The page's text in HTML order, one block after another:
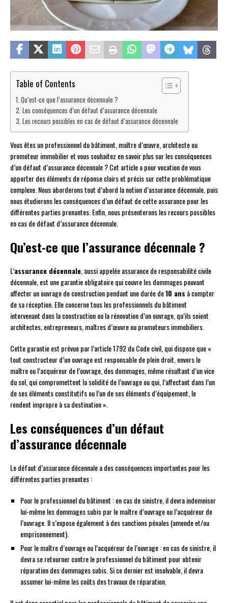
Table of Contents
Qu’est-ce que l’assurance décennale ?
Les conséquences d’un défaut d’assurance décennale
Les recours possibles en cas de défaut d’assurance décennale
Vous êtes un professionnel du bâtiment, maître d’œuvre, architecte ou
promoteur immobilier et vous souhaitez en savoir plus sur les conséquences
d’un défaut d’assurance décennale ? Cet article a pour vocation de vous
apporter des éléments de réponse clairs et précis sur cette problématique
complexe. Nous aborderons tout d’abord la notion d’assurance décennale, puis
nous étudierons les conséquences d’un défaut de cette assurance pour les
différentes parties prenantes. Enfin, nous présenterons les recours possibles
en cas de défaut d’assurance décennale.
Qu’est-ce que l’assurance décennale ?
L’assurance décennale, aussi appelée assurance de responsabilité civile
décennale, est une garantie obligatoire qui couvre les dommages pouvant
affecter un ouvrage de construction pendant une durée de10 ans à compter
de sa réception. Elle concerne tous les professionnels du bâtiment
intervenant dans la construction ou la rénovation d’un ouvrage, qu’ils soient
architectes, entrepreneurs, maîtres d’œuvre ou promoteurs immobiliers.
Cette garantie est prévue par l’article 1792 du Code civil, qui dispose que «
tout constructeur d’un ouvrage est responsable de plein droit, envers le
maître ou l’acquéreur de l’ouvrage, des dommages, même résultant d’un vice
du sol, qui compromettent la solidité de l’ouvrage ou qui, l’affectant dans l’un
de ses éléments constitutifs ou l’un de ses éléments d’équipement, le
rendent impropre à sa destination ».
Les conséquences d’un défaut
d’assurance décennale
Le défaut d’assurance décennale a des conséquences importantes pour les
différentes parties prenantes :
Pour le professionnel du bâtiment : en cas de sinistre, il devra indemniser
lui-même les dommages subis par le maître d’ouvrage ou l’acquéreur de
l’ouvrage. Il s’expose également à des sanctions pénales (amende et/ou
emprisonnement).
Pour le maître d’ouvrage ou l’acquéreur de l’ouvrage : en cas de sinistre, il
devra se retourner contre le professionnel du bâtiment pour obtenir
réparation des dommages subis. Si ce dernier est insolvable, il devra
assumer lui-même les coûts des travaux de réparation.